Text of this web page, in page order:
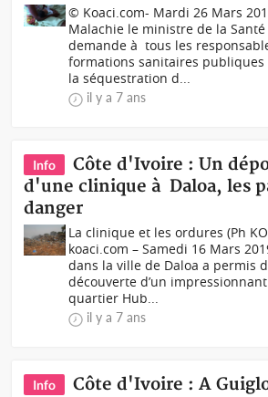
© Koaci.com- Mardi 26 Mars
Malachie le ministre de la
demande à tous les
formations sanitaires
la séquestration d...
il y a 7 ans
Info
Côte d'Ivoire : Un
d'une clinique à Daloa, les
danger
La clinique et les ordures (Ph
koaci.com – Samedi 16 Mars
dans la ville de Daloa a permis
découverte d’un
quartier Hub...
il y a 7 ans
Info
Côte d'Ivoire : A